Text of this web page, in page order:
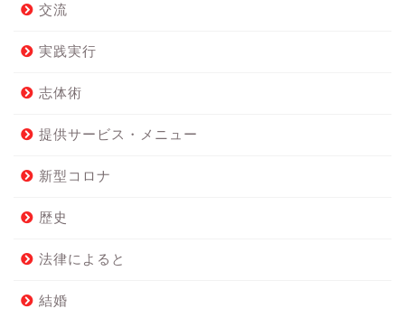
交流
実践実行
志体術
提供サービス・メニュー
新型コロナ
歴史
法律によると
結婚